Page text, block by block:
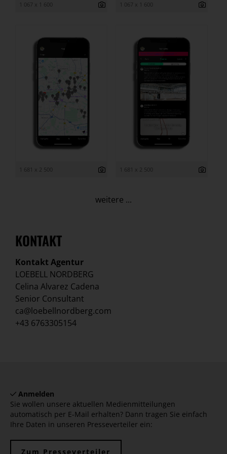
1 067 x 1 600 1 067 x 1 600
1 681 x 2 500 1 681 x 2 500
weitere ...
KONTAKT
Kontakt Agentur
LOEBELL NORDBERG
Celina Alvarez Cadena
Senior Consultant
ca@loebellnordberg.com
+43 6763305154
Anmelden
Sie wollen unsere aktuellen Medienmitteilungen
automatisch per E-Mail erhalten? Dann tragen Sie einfach
Ihre Daten in unseren Presseverteiler ein:
Zum Presseverteiler